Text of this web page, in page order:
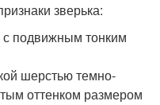
зверька:
с подвижным тонким
шерстью темно-
оттенком размером